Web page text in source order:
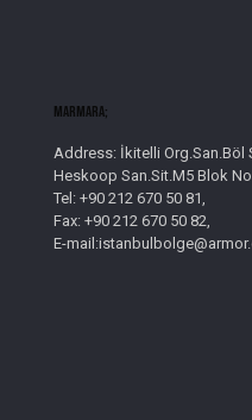
Marmara;
Address: İkitelli Org.San.Böl
Heskoop San.Sit.M5 Blok
Tel: +90 212 670 50 81,
Fax: +90 212 670 50 82,
E-